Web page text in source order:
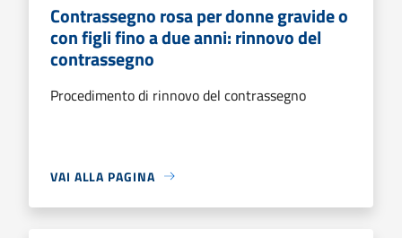
Contrassegno rosa per donne gravide o
con figli fino a due anni: rinnovo del
contrassegno
Procedimento di rinnovo del contrassegno
VAI ALLA PAGINA